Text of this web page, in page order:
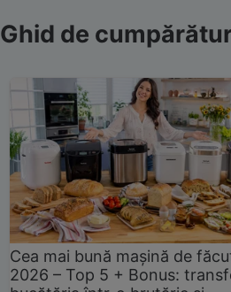
Ghid de
Cea mai bună mașină de
2026 – Top 5 + Bonus: